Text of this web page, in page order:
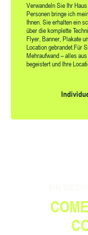
Verwandeln Sie Ihr
Personen bringe ich
Ihnen. Sie erhalten ein
über die komplette
Flyer, Banner, Plakate
Location gebrandet.Für
Mehraufwand – alles
begeistert und Ihre